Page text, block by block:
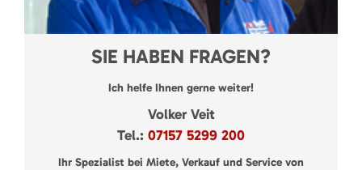
SIE HABEN FRAGEN?
Ich helfe Ihnen gerne weiter!
Volker Veit
Tel.: 07157 5299 200
Ihr Spezialist bei Miete, Verkauf und Service von